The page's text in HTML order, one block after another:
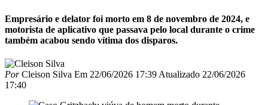
Empresário e delator foi morto em 8 de novembro de 2024, e
motorista de aplicativo que passava pelo local durante o crime
também acabou sendo vítima dos disparos.
PorCleison Silva Em 22/06/2026 17:39 Atualizado 22/06/2026
17:40